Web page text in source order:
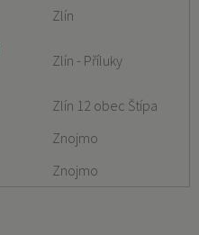
Zlín
Zlín - Příluky
Zlín 12 obec Štípa
Znojmo
Znojmo